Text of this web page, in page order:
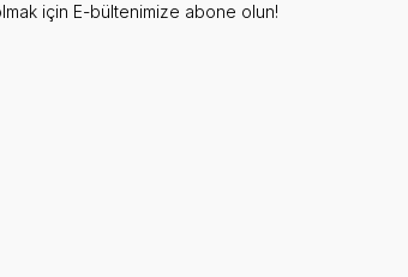
için E-bültenimize abone olun!